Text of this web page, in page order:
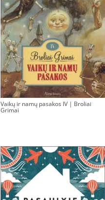
Vaikų ir namų pasakos IV | Broliai
Grimai